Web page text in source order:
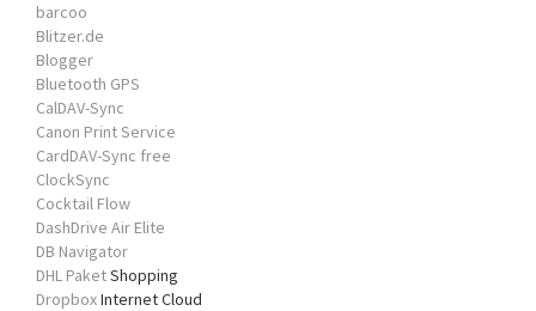
barcoo
Blitzer.de
Blogger
Bluetooth GPS
CalDAV-Sync
Canon Print Service
CardDAV-Sync free
ClockSync
Cocktail Flow
DashDrive Air Elite
DB Navigator
DHL PaketShopping
DropboxInternet Cloud